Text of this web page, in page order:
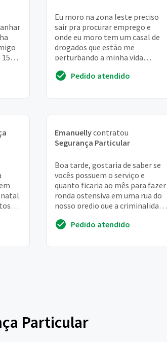
Eu moro na zona leste preciso
sair pra procurar emprego e
onde eu moro tem um casal de
drogados que estão me
perturbando a minha vida
de me bater com pau não T...
Pedido atendido
Emanuellycontratou
Segurança Particular
Boa tarde, gostaria de saber se
vocês possuem o serviço e
quanto ficaria ao mês para fazer
ronda ostensiva em uma rua do
nosso predio que a criminalidade
sind...Pedido atendido
Particular